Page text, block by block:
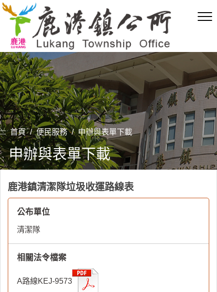
跳
內
容
區
塊
::: 首頁 / 便民服務 / 申辦與表單下載
申辦與表單下載
鹿港鎮清潔隊垃圾收運路線表
公布單位
清潔隊
相關法令檔案
A路線KEJ-9573